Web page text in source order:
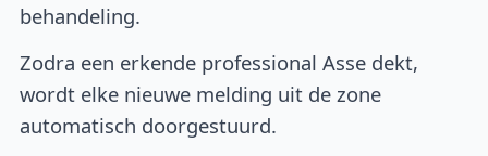
behandeling.
Zodra een erkende professional Asse dekt,
wordt elke nieuwe melding uit de zone
automatisch doorgestuurd.